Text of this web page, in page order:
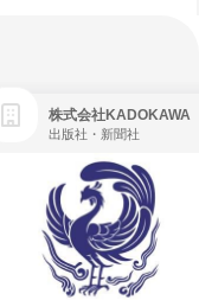
株式会社KADOKAWA
出版社・新聞社